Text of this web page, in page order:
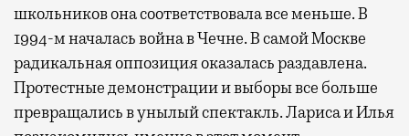
школьников она соответствовала все меньше. В
1994-м началась война в Чечне. В самой Москве
радикальная оппозиция оказалась раздавлена.
Протестные демонстрации и выборы все больше
превращались в унылый спектакль. Лариса и Илья